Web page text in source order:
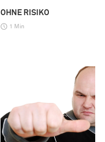
OHNE RISIKO
1 Min